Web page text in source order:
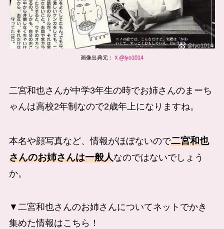
画像出典元： Ｘ@lyo1014
二宮和也さんが中学3年生の時でお姉さんのまーち
ゃんは高校2年制なので2歳年上になりますね。
本名や顔写真など、情報がほぼないので二宮和也
さんのお姉さんは一般人なのではないでしょう
か。
▼二宮和也さんのお姉さんについてネットでかき
集めた情報はこちら！